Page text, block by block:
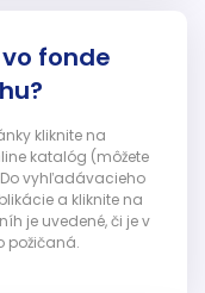
fonde
kliknite na
katalóg (môžete
Do vyhľadávacieho
a kliknite na
je uvedené, či je v
požičaná.